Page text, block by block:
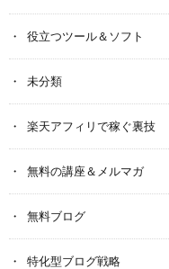
役立つツール＆ソフト
未分類
楽天アフィリで稼ぐ裏技
無料の講座＆メルマガ
無料ブログ
特化型ブログ戦略